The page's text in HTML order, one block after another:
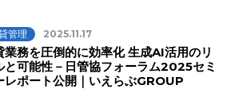
管理 2025.11.17
業務を圧倒的に効率化 生成AI活用のリ
と可能性－日管協フォーラム2025セミ
レポート公開｜いえらぶGROUP